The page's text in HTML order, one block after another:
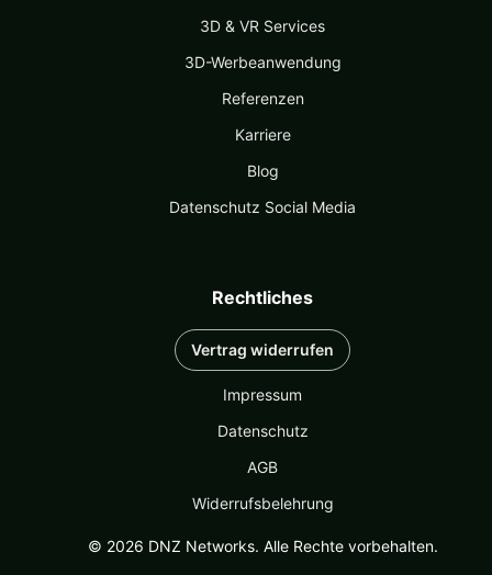
3D & VR Services
3D-Werbeanwendung
Referenzen
Karriere
Blog
Datenschutz Social Media
Rechtliches
Vertrag widerrufen
Impressum
Datenschutz
AGB
Widerrufsbelehrung
© 2026 DNZ Networks. Alle Rechte vorbehalten.